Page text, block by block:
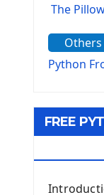
The
The
The
Tkinter
Others
Python
FREE